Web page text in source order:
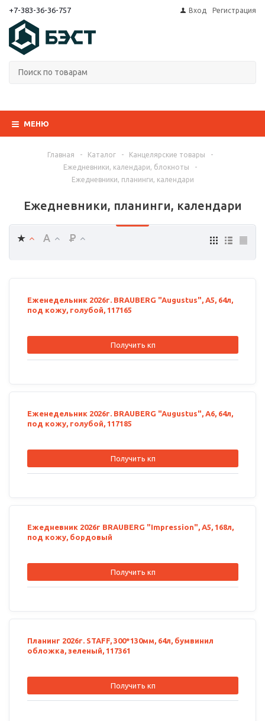
+7-383-36-36-757 Вход Регистрация
МЕНЮ
Главная - Каталог - Канцелярские товары
-
Ежедневники, календари, блокноты
-
Ежедневники, планинги, календари
Ежедневники, планинги, календари
Еженедельник 2026г. BRAUBERG "Augustus", А5, 64л,
под кожу, голубой, 117165
Получить кп
Еженедельник 2026г. BRAUBERG "Augustus", А6, 64л,
под кожу, голубой, 117185
Получить кп
Ежедневник 2026г BRAUBERG "Impression", А5, 168л,
под кожу, бордовый
Получить кп
Планинг 2026г. STAFF, 300*130мм, 64л, бумвинил
обложка, зеленый, 117361
Получить кп